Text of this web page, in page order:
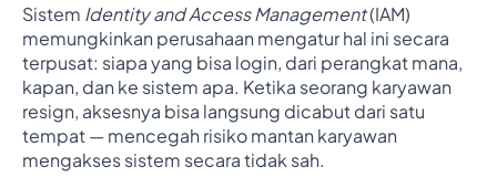
Sistem Identity and Access Management(IAM)
memungkinkan perusahaan mengatur hal ini secara
terpusat: siapa yang bisa login, dari perangkat mana,
kapan, dan ke sistem apa. Ketika seorang karyawan
resign, aksesnya bisa langsung dicabut dari satu
tempat — mencegah risiko mantan karyawan
mengakses sistem secara tidak sah.